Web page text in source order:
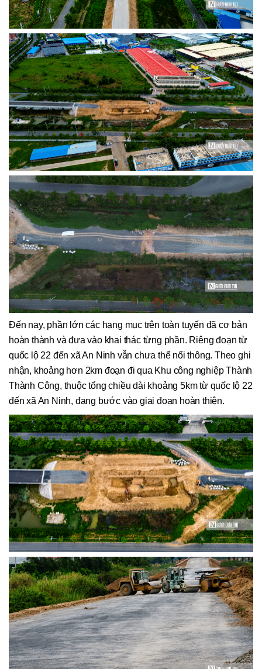
Đến nay, phần lớn các hạng mục trên toàn tuyến đã cơ bản
hoàn thành và đưa vào khai thác từng phần. Riêng đoạn từ
quốc lộ 22 đến xã An Ninh vẫn chưa thể nối thông. Theo ghi
nhận, khoảng hơn 2km đoạn đi qua Khu công nghiệp Thành
Thành Công, thuộc tổng chiều dài khoảng 5km từ quốc lộ 22
đến xã An Ninh, đang bước vào giai đoạn hoàn thiện.